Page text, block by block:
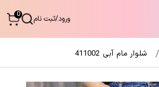
ورود/ثبت نام 0
شلوار مام آبی 411002